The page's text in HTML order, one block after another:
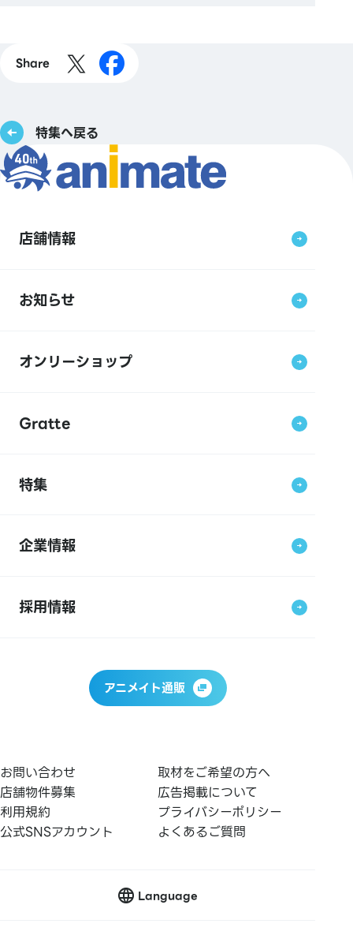
Share
特集へ戻る
店舗情報
お知らせ
オンリーショップ
Gratte
特集
企業情報
採用情報
アニメイト通販
お問い合わせ
取材をご希望の方へ
店舗物件募集
広告掲載について
利用規約
プライバシーポリシー
公式SNSアカウント
よくあるご質問
Language